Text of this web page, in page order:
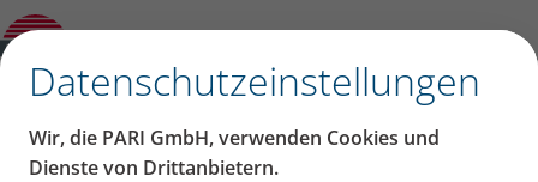
Datenschutzeinstellungen
Wir, die PARI GmbH, verwenden Cookies und
Dienste von Drittanbietern.
Kategorien
Erkältung + Husten Asthma COPD Mukoviszidose